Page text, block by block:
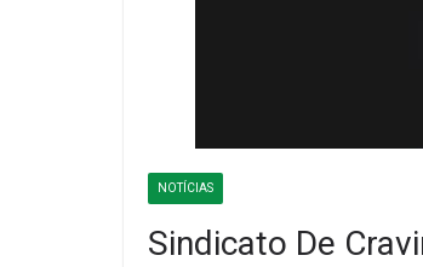
NOTÍCIAS
Sindicato De